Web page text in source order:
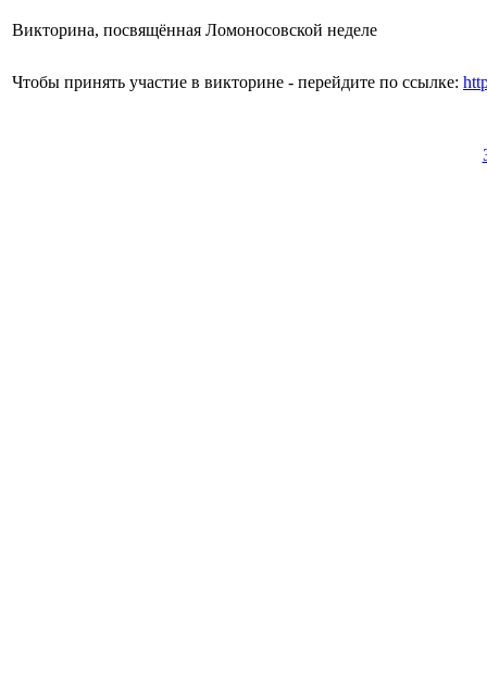
Викторина, посвящённая Ломоносовской неделе
Чтобы принять участие в викторине - перейдите по ссылке: